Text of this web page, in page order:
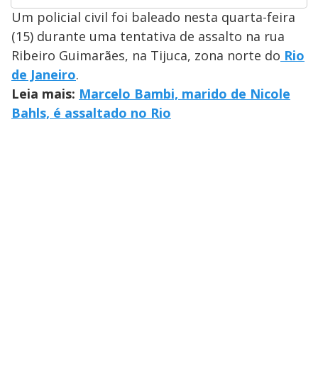
Um policial civil foi baleado nesta quarta-feira
(15) durante uma tentativa de assalto na rua
Ribeiro Guimarães, na Tijuca, zona norte do Rio
de Janeiro.
Leia mais: Marcelo Bambi, marido de Nicole
Bahls, é assaltado no Rio